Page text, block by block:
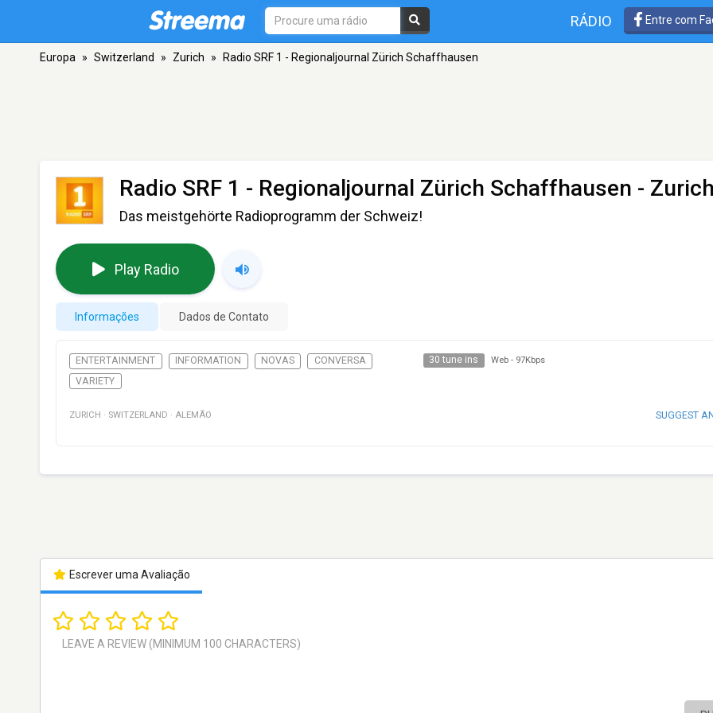
RÁDIO Entre com
Europa » Switzerland » Zurich » Radio SRF 1 - Regionaljournal Zürich Schaffhausen
Radio SRF 1 - Regionaljournal Zürich Schaffhausen - Zurich
Das meistgehörte Radioprogramm der Schweiz!
Play Radio
Informações Dados de Contato
ENTERTAINMENT INFORMATION NOVAS
CONVERSA
VARIETY
30 tune ins Web - 97Kbps
ZURICH · SWITZERLAND · ALEMÃO SUGGEST
Escrever uma Avaliação